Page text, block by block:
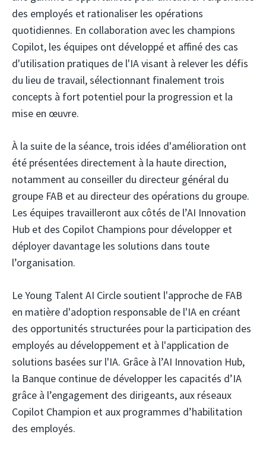
des employés et rationaliser les opérations
quotidiennes. En collaboration avec les champions
Copilot, les équipes ont développé et affiné des cas
d'utilisation pratiques de l'IA visant à relever les défis
du lieu de travail, sélectionnant finalement trois
concepts à fort potentiel pour la progression et la
mise en œuvre.
À la suite de la séance, trois idées d'amélioration ont
été présentées directement à la haute direction,
notamment au conseiller du directeur général du
groupe FAB et au directeur des opérations du groupe.
Les équipes travailleront aux côtés de l’AI Innovation
Hub et des Copilot Champions pour développer et
déployer davantage les solutions dans toute
l’organisation.
Le Young Talent AI Circle soutient l'approche de FAB
en matière d'adoption responsable de l'IA en créant
des opportunités structurées pour la participation des
employés au développement et à l'application de
solutions basées sur l'IA. Grâce à l’AI Innovation Hub,
la Banque continue de développer les capacités d’IA
grâce à l’engagement des dirigeants, aux réseaux
Copilot Champion et aux programmes d’habilitation
des employés.